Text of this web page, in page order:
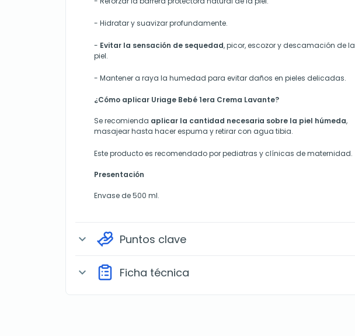
- Hidratar y suavizar profundamente.
- Evitar la sensación de sequedad, picor, escozory descamación de la
piel.
- Mantener a raya la humedad para evitar daños en pieles delicadas.
¿Cómo aplicar Uriage Bebé 1era Crema Lavante?
Se recomienda aplicar la cantidad necesaria sobre la piel húmeda,
masajear hasta hacer espuma y retirar con agua tibia.
Este producto es recomendado por pediatras y clínicas de maternidad.
Presentación
Envase de 500 ml.
expand_more Puntos clave
expand_more Ficha técnica